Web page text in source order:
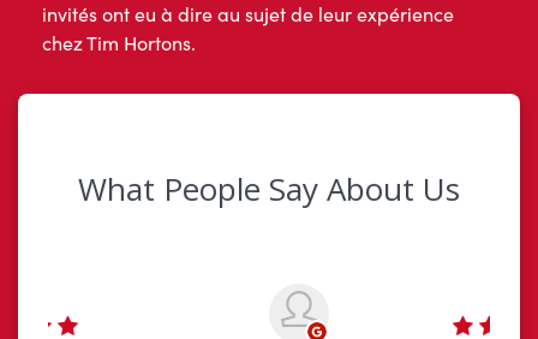
invités ont eu à dire au sujet de leur expérience
chez Tim Hortons.